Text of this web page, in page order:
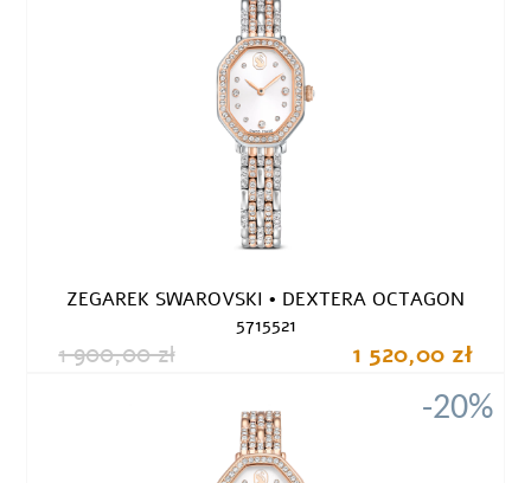
ZEGAREK SWAROVSKI • DEXTERA OCTAGON
5715521
1 900,00 zł 1 520,00 zł
-20%